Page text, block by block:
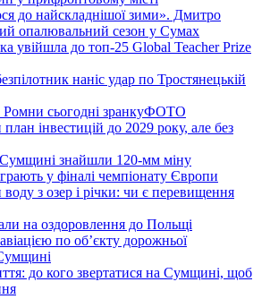
до найскладнішої зими». Дмитро
опалювальний сезон у Сумах
увійшла до топ-25 Global Teacher Prize
наніс удар по Тростянецькій
сьогодні зранкуФОТО
інвестицій до 2029 року, але без
знайшли 120-мм міну
у фіналі чемпіонату Європи
з озер і річки: чи є перевищення
на оздоровлення до Польщі
по обʼєкту дорожньої
до кого звертатися на Сумщині, щоб